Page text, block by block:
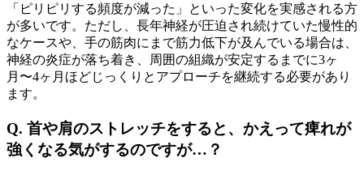
「ピリピリする頻度が減った」といった変化を実感される方
が多いです。ただし、長年神経が圧迫され続けていた慢性的
なケースや、手の筋肉にまで筋力低下が及んでいる場合は、
神経の炎症が落ち着き、周囲の組織が安定するまでに3ヶ
月〜4ヶ月ほどじっくりとアプローチを継続する必要があり
ます。
Q. 首や肩のストレッチをすると、かえって痺れが
強くなる気がするのですが…？